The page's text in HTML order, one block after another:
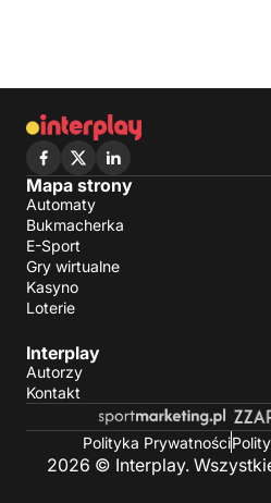
Mapa strony
Automaty
Bukmacherka
E-Sport
Gry wirtualne
Kasyno
Loterie
Interplay
Autorzy
Kontakt
Polityka Prywatności
2026 © Interplay.